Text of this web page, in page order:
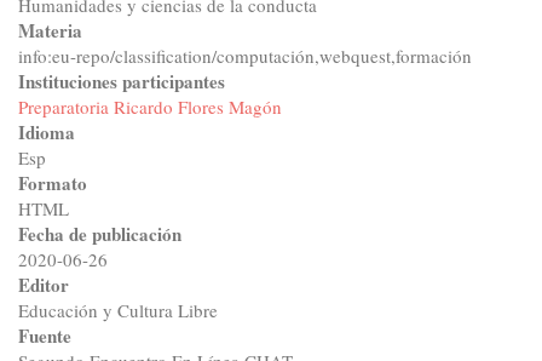
Humanidades y ciencias de la conducta
Materia
info:eu-repo/classification/computación,webquest,formación
Instituciones participantes
Preparatoria Ricardo Flores Magón
Idioma
Esp
Formato
HTML
Fecha de publicación
2020-06-26
Editor
Educación y Cultura Libre
Fuente